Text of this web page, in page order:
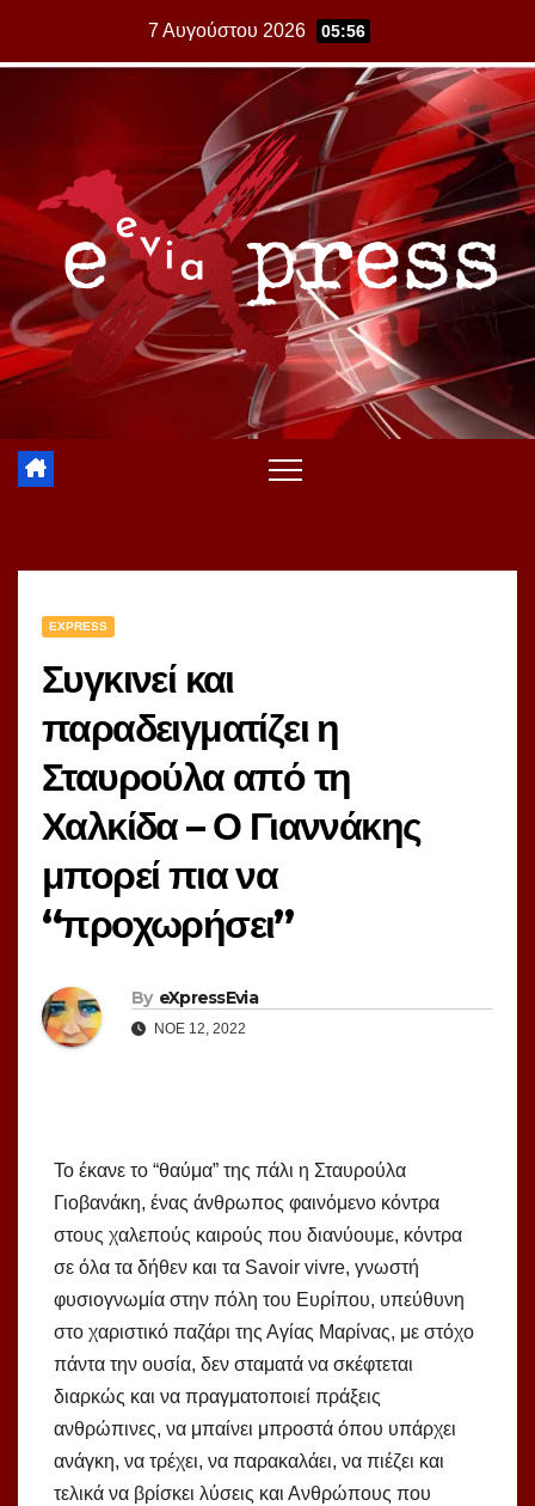
7 Αυγούστου 2026 05:56
EXPRESS
Συγκινεί και
παραδειγματίζει η
Σταυρούλα από τη
Χαλκίδα – Ο Γιαννάκης
μπορεί πια να
“προχωρήσει”
By eXpressEvia
ΝΟΈ 12, 2022
Το έκανε το “θαύμα” της πάλι η Σταυρούλα
Γιοβανάκη, ένας άνθρωπος φαινόμενο κόντρα
στους χαλεπούς καιρούς που διανύουμε, κόντρα
σε όλα τα δήθεν και τα Savoir vivre, γνωστή
φυσιογνωμία στην πόλη του Ευρίπου, υπεύθυνη
στο χαριστικό παζάρι της Αγίας Μαρίνας, με στόχο
πάντα την ουσία, δεν σταματά να σκέφτεται
διαρκώς και να πραγματοποιεί πράξεις
ανθρώπινες, να μπαίνει μπροστά όπου υπάρχει
ανάγκη, να τρέχει, να παρακαλάει, να πιέζει και
τελικά να βρίσκει λύσεις και Ανθρώπους που